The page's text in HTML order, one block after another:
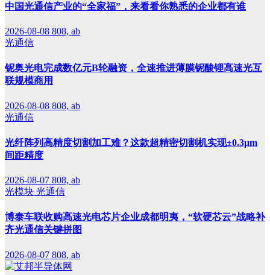
中国光通信产业的“全家福”，来看看你熟悉的企业都有谁
2026-08-08 808, ab
光通信
铌奥光电完成数亿元B轮融资，全速推进薄膜铌酸锂高速光互
联规模商用
2026-08-08 808, ab
光通信
光纤阵列高精度切割加工难？这款超精密切割机实现±0.3μm
间距精度
2026-08-07 808, ab
光模块 光通信
博泰车联收购高速光电芯片企业成都明夷，“软硬芯云”战略补
齐光通信关键拼图
2026-08-07 808, ab